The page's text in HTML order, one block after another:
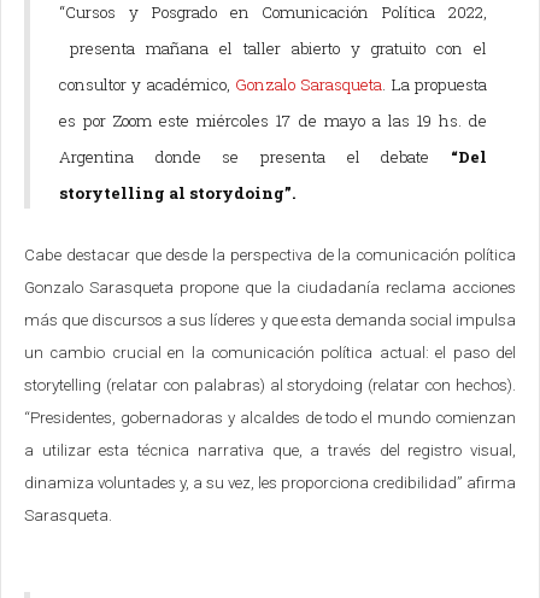
“Cursos y Posgrado en Comunicación Política 2022,
presenta mañana el taller abierto y gratuito con el
consultor y académico, Gonzalo Sarasqueta. La propuesta
es por Zoom este miércoles 17 de mayo a las 19 hs. de
Argentina donde se presenta el debate “Del
storytelling al storydoing”.
Cabe destacar que desde la perspectiva de la comunicación política
Gonzalo Sarasqueta propone que la ciudadanía reclama acciones
más que discursos a sus líderes y que esta demanda social impulsa
un cambio crucial en la comunicación política actual: el paso del
storytelling (relatar con palabras) al storydoing (relatar con hechos).
“Presidentes, gobernadoras y alcaldes de todo el mundo comienzan
a utilizar esta técnica narrativa que, a través del registro visual,
dinamiza voluntades y, a su vez, les proporciona credibilidad” afirma
Sarasqueta.